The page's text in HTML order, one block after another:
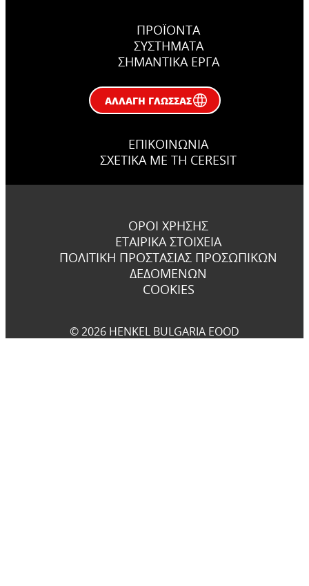
ΠΡΟΪΟΝΤΑ
ΣΥΣΤΉΜΑΤΑ
ΣΗΜΑΝΤΙΚΆ ΕΡΓΑ
ΑΛΛΑΓΉ ΓΛΏΣΣΑΣ
ΕΠΙΚΟΙΝΩΝΊΑ
ΣΧΕΤΙΚΆ ΜΕ ΤΗ CERESIT
ΌΡΟΙ ΧΡΉΣΗΣ
ΕΤΑΙΡΙΚΆ ΣΤΟΙΧΕΊΑ
ΠΟΛΙΤΙΚΉ ΠΡΟΣΤΑΣΊΑΣ ΠΡΟΣΩΠΙΚΏΝ
ΔΕΔΟΜΈΝΩΝ
COOKIES
© 2026 HENKEL BULGARIA EOOD